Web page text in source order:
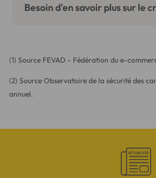
Besoin d'en savoir plus sur le
(1) Source FEVAD - Fédération du e-
(2) Source Observatoire de la sécurité des
annuel.